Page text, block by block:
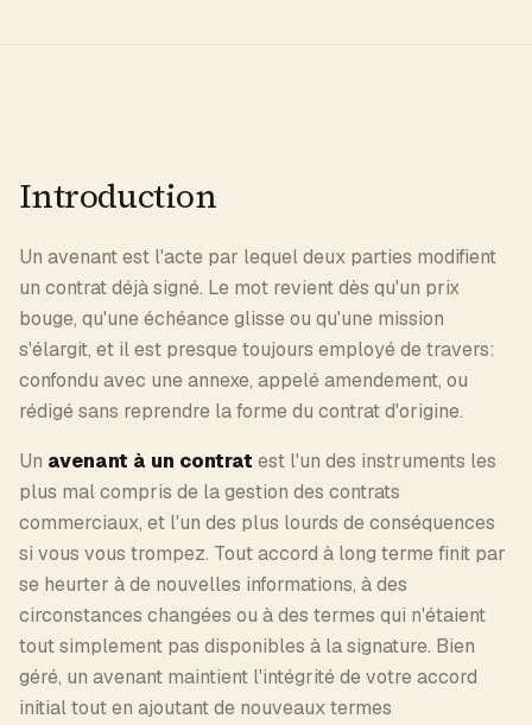
Introduction
Un avenant est l'acte par lequel deux parties modifient
un contrat déjà signé. Le mot revient dès qu'un prix
bouge, qu'une échéance glisse ou qu'une mission
s'élargit, et il est presque toujours employé de travers:
confondu avec une annexe, appelé amendement, ou
rédigé sans reprendre la forme du contrat d'origine.
Un avenant à un contrat est l'un des instruments les
plus mal compris de la gestion des contrats
commerciaux, et l'un des plus lourds de conséquences
si vous vous trompez. Tout accord à long terme finit par
se heurter à de nouvelles informations, à des
circonstances changées ou à des termes qui n'étaient
tout simplement pas disponibles à la signature. Bien
géré, un avenant maintient l'intégrité de votre accord
initial tout en ajoutant de nouveaux termes